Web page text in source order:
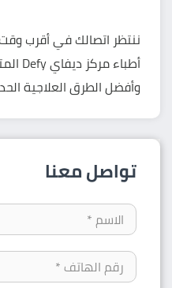
ننتظر اتصالك في أقرب
أطباءمركز ديفاي Defy
وأفضل الطرق العلاجية
تواصل معنا